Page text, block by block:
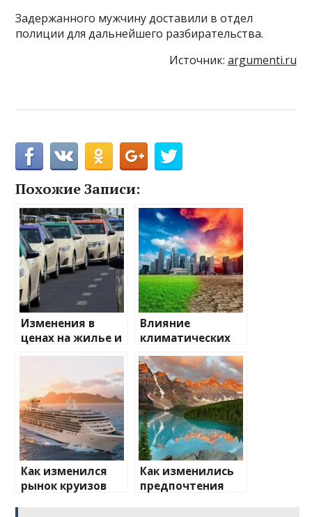
Задержанного мужчину доставили в отдел
полиции для дальнейшего разбирательства.
Источник: argumenti.ru
Похожие Записи:
Изменения в
ценах на жилье и
транспорт: что
Влияние
климатических
изменений на
туристические
направления
Как изменился
рынок круизов
Как изменились
предпочтения